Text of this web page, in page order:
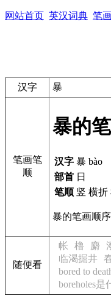
网站首页 英汉词典 笔
汉字 暴
笔画笔
顺
暴的
汉字 暴 bào
部首 日
笔顺 竖 横折
暴的笔画顺
随便看
帐 橹 麝
临渴掘井
bored to
boreholes是